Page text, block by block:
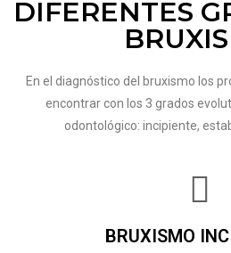
DIFERENTES
En el diagnóstico del bruxismo los
encontrar con los 3 grados
odontológico: incipiente,
BRUXISMO